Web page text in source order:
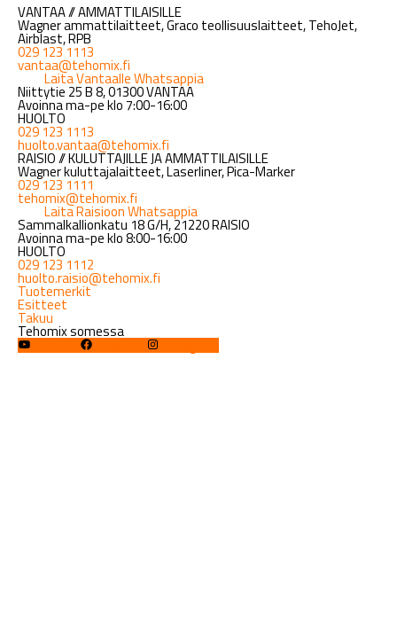
VANTAA // AMMATTILAISILLE
Wagner ammattilaitteet, Graco teollisuuslaitteet, TehoJet,
Airblast, RPB
029 123 1113
vantaa@tehomix.fi
Laita Vantaalle Whatsappia
Niittytie 25 B 8, 01300 VANTAA
Avoinna ma-pe klo 7:00-16:00
HUOLTO
029 123 1113
huolto.vantaa@tehomix.fi
RAISIO // KULUTTAJILLE JA AMMATTILAISILLE
Wagner kuluttajalaitteet, Laserliner, Pica-Marker
029 123 1111
tehomix@tehomix.fi
Laita Raisioon Whatsappia
Sammalkallionkatu 18 G/H, 21220 RAISIO
Avoinna ma-pe klo 8:00-16:00
HUOLTO
029 123 1112
huolto.raisio@tehomix.fi
Tuotemerkit
Esitteet
Takuu
Tehomix somessa